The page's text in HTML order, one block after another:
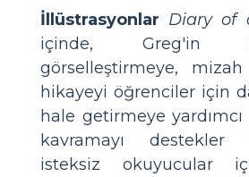
İllüstrasyonlar Diary of
içinde, Greg'in
görselleştirmeye,
hikayeyi öğrenciler için
hale getirmeye
kavramayı
isteksiz okuyucular